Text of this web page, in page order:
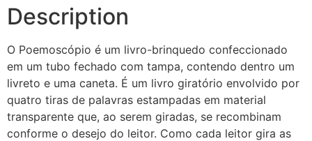
Description
O Poemoscópio é um livro-brinquedo confeccionado
em um tubo fechado com tampa, contendo dentro um
livreto e uma caneta. É um livro giratório envolvido por
quatro tiras de palavras estampadas em material
transparente que, ao serem giradas, se recombinam
conforme o desejo do leitor. Como cada leitor gira as